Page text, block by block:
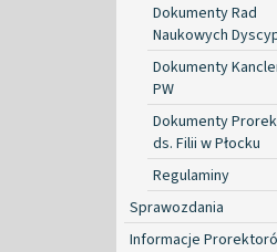
Dokumenty Rad
Naukowych
Dokumenty
PW
Dokumenty
ds. Filii w Płocku
Regulaminy
Sprawozdania
Informacje